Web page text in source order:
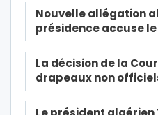
Nouvelle allégation
présidence accuse
La décision de la
drapeaux non